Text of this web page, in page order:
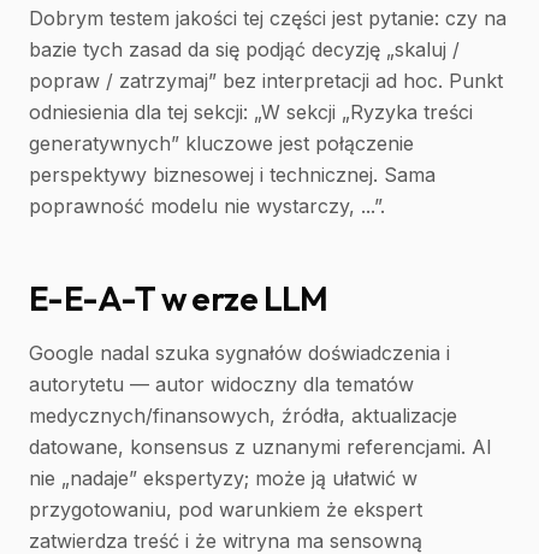
Dobrym testem jakości tej części jest pytanie: czy na
bazie tych zasad da się podjąć decyzję „skaluj /
popraw / zatrzymaj” bez interpretacji ad hoc. Punkt
odniesienia dla tej sekcji: „W sekcji „Ryzyka treści
generatywnych” kluczowe jest połączenie
perspektywy biznesowej i technicznej. Sama
poprawność modelu nie wystarczy, ...”.
E-E-A-T w erze LLM
Google nadal szuka sygnałów doświadczenia i
autorytetu — autor widoczny dla tematów
medycznych/finansowych, źródła, aktualizacje
datowane, konsensus z uznanymi referencjami. AI
nie „nadaje” ekspertyzy; może ją ułatwić w
przygotowaniu, pod warunkiem że ekspert
zatwierdza treść i że witryna ma sensowną